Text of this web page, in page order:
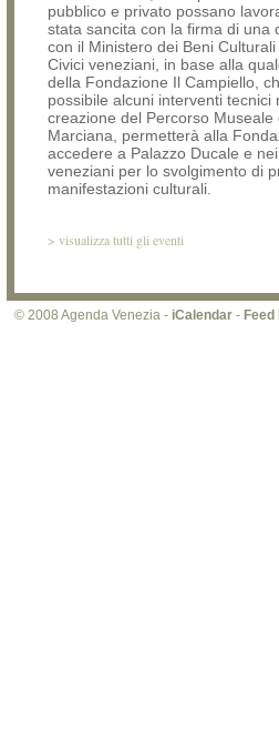
pubblico e privato possano
stata sancita con la firma di una
con il Ministero dei Beni
Civici veneziani, in base alla
della Fondazione Il Campiello,
possibile alcuni interventi tecnici
creazione del Percorso Museale
Marciana, permetterà alla
accedere a Palazzo Ducale e
veneziani per lo svolgimento di
manifestazioni culturali.
> visualizza tutti gli eventi
© 2008 Agenda Venezia - iCalendar - Feed